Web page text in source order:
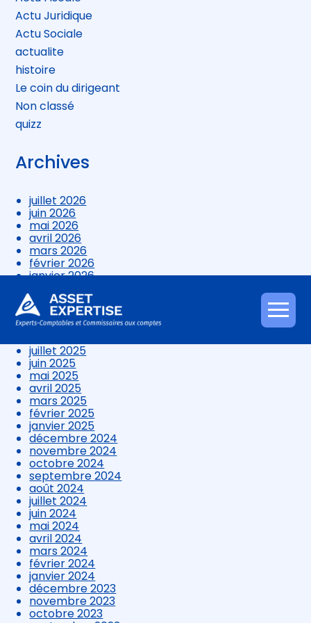
Aller
au
Actu Juridique
Actu Sociale
actualite
histoire
Le coin du dirigeant
Non classé
quizz
Archives
juillet 2026
juin 2026
mai 2026
avril 2026
mars 2026
février 2026
janvier 2026
novembre 2025
octobre 2025
septembre 2025
juillet 2025
juin 2025
mai 2025
avril 2025
mars 2025
février 2025
janvier 2025
décembre 2024
novembre 2024
octobre 2024
septembre 2024
août 2024
juillet 2024
juin 2024
mai 2024
avril 2024
mars 2024
février 2024
janvier 2024
décembre 2023
novembre 2023
octobre 2023